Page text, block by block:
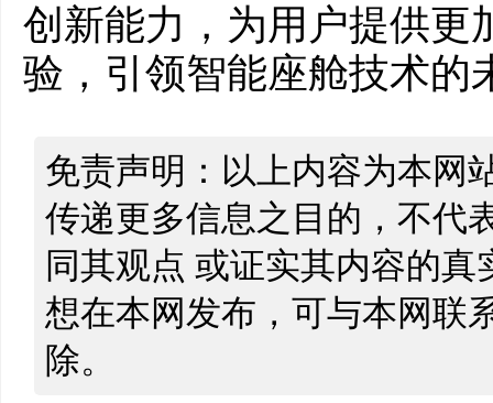
创新能力，为用户提供更
验，引领智能座舱技术的
免责声明：以上内容为本网
传递更多信息之目的，不代
同其观点 或证实其内容的
想在本网发布，可与本网联
除。